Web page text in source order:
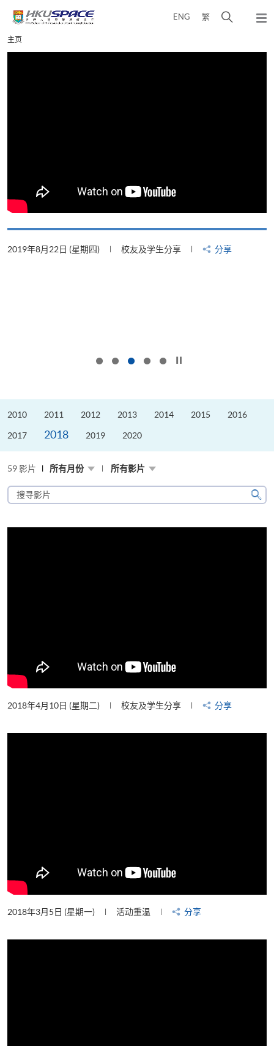
content
ENG 繁
弹
Main
content
主页
2019年8月22日 (星期四) 校友及学生分享 分享
2010 2011 2012 2013 2014 2015 2016
2017 2018 2019 2020
59 影片 所有月份 所有影片
搜
寻
片
搜
2018年4月10日 (星期二) 校友及学生分享 分享
2018年3月5日 (星期一) 活动重温 分享